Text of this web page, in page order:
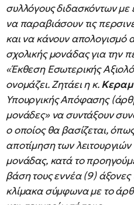
συλλόγους διδασκόντων με
να παραβιάσουν τις
και να κάνουν απολογισμό
σχολικής μονάδας για την
«Έκθεση Εσωτερικής
ονομάζει. Ζητάει η κ.
Υπουργικής Απόφασης
μονάδες» να συντάξουν
ο οποίος θα βασίζεται,
αποτίμηση των λειτουργιών
μονάδας, κατά το
βάση τους εννέα (9)
κλίμακα σύμφωνα με το